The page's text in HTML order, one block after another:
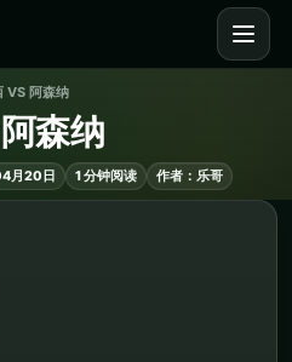
VS 阿森纳
森纳
月20日 1 分钟阅读 作者：乐哥